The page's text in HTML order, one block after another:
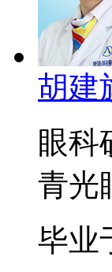
胡建
眼科
青光
毕业